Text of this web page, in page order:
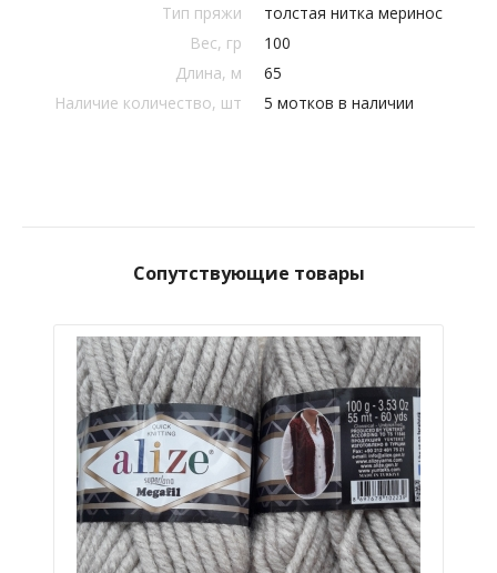
Тип пряжи
толстая нитка меринос
Вес, гр
100
Длина, м
65
Наличие количество, шт
5 мотков в наличии
Сопутствующие товары